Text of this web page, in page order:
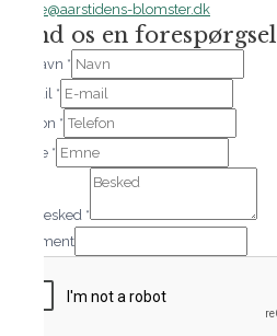
mette@aarstidens-blomster.dk
Send os en forespørgsel
Dit navn *
E-mail *
Telefon *
Emne *
Din besked *
Comment